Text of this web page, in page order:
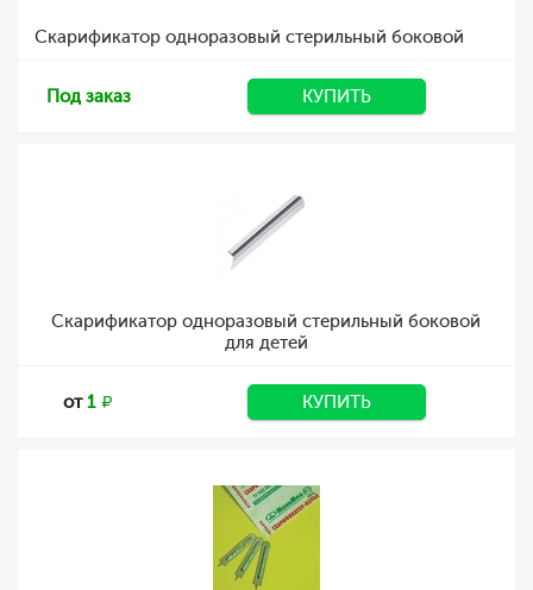
Скарификатор одноразовый стерильный боковой
Под заказ КУПИТЬ
Скарификатор одноразовый стерильный боковой
для детей
от1 КУПИТЬ